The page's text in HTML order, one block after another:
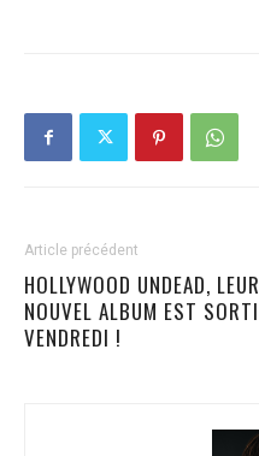
Article précédent
HOLLYWOOD UNDEAD, LEUR
NOUVEL ALBUM EST SORTI
VENDREDI !